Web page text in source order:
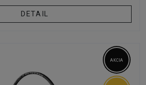
DETAIL
AKCIA